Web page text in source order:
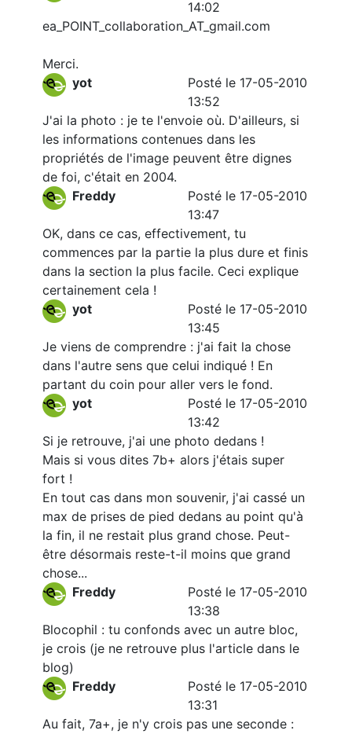
14:02
ea_POINT_collaboration_AT_gmail.com
Merci.
yot
Posté le 17-05-2010
13:52
J'ai la photo : je te l'envoie où. D'ailleurs, si
les informations contenues dans les
propriétés de l'image peuvent être dignes
de foi, c'était en 2004.
Freddy
Posté le 17-05-2010
13:47
OK, dans ce cas, effectivement, tu
commences par la partie la plus dure et finis
dans la section la plus facile. Ceci explique
certainement cela !
yot
Posté le 17-05-2010
13:45
Je viens de comprendre : j'ai fait la chose
dans l'autre sens que celui indiqué ! En
partant du coin pour aller vers le fond.
yot
Posté le 17-05-2010
13:42
Si je retrouve, j'ai une photo dedans !
Mais si vous dites 7b+ alors j'étais super
fort !
En tout cas dans mon souvenir, j'ai cassé un
max de prises de pied dedans au point qu'à
la fin, il ne restait plus grand chose. Peut-
être désormais reste-t-il moins que grand
chose...
Freddy
Posté le 17-05-2010
13:38
Blocophil : tu confonds avec un autre bloc,
je crois (je ne retrouve plus l'article dans le
blog)
Freddy
Posté le 17-05-2010
13:31
Au fait, 7a+, je n'y crois pas une seconde :